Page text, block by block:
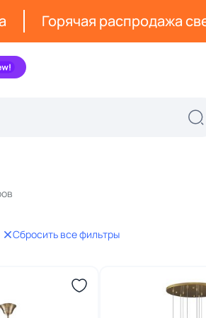
Горячая распродажа
Сбросить все фильтры